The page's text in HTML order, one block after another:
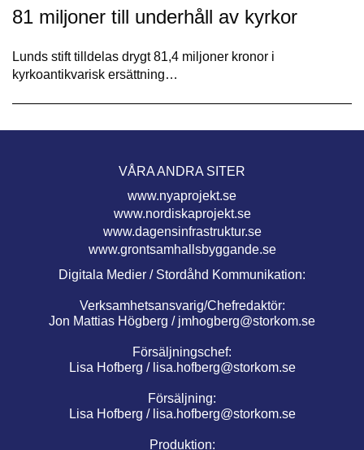
81 miljoner till underhåll av kyrkor
Lunds stift tilldelas drygt 81,4 miljoner kronor i
kyrkoantikvarisk ersättning…
VÅRA ANDRA SITER
www.nyaprojekt.se
www.nordiskaprojekt.se
www.dagensinfrastruktur.se
www.grontsamhallsbyggande.se
Digitala Medier / Stordåhd Kommunikation:
Verksamhetsansvarig/Chefredaktör:
Jon Mattias Högberg / jmhogberg@storkom.se
Försäljningschef:
Lisa Hofberg / lisa.hofberg@storkom.se
Försäljning:
Lisa Hofberg / lisa.hofberg@storkom.se
Produktion: